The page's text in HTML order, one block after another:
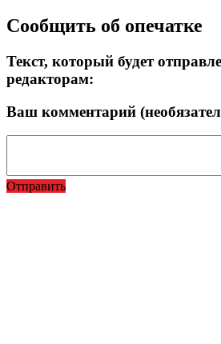
Сообщить об опечатке
Текст, который будет
редакторам:
Ваш комментарий
Отправить